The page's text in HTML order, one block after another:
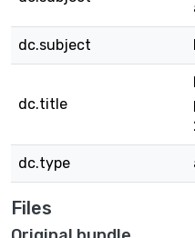
dc.subject
dc.title
dc.type
Files